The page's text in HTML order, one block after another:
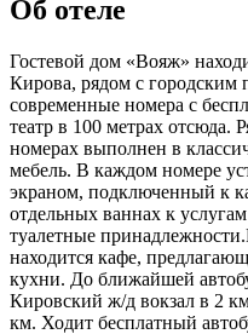
Об отеле
Гостевой дом «Вояж»
Кирова, рядом с городским
современные номера с
театр в 100 метрах отсюда.
номерах выполнен в
мебель. В каждом номере
экраном, подключенный к
отдельных ваннах к
туалетные
находится кафе,
кухни. До ближайшей
Кировский ж/д вокзал в 2
км. Ходит бесплатный